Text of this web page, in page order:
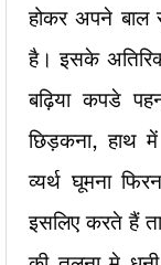
होकर अपने बाल
है। इसके
बढ़िया कपडे
छिड़कना, हाथ
व्यर्थ घूमना
इसलिए करते हैं